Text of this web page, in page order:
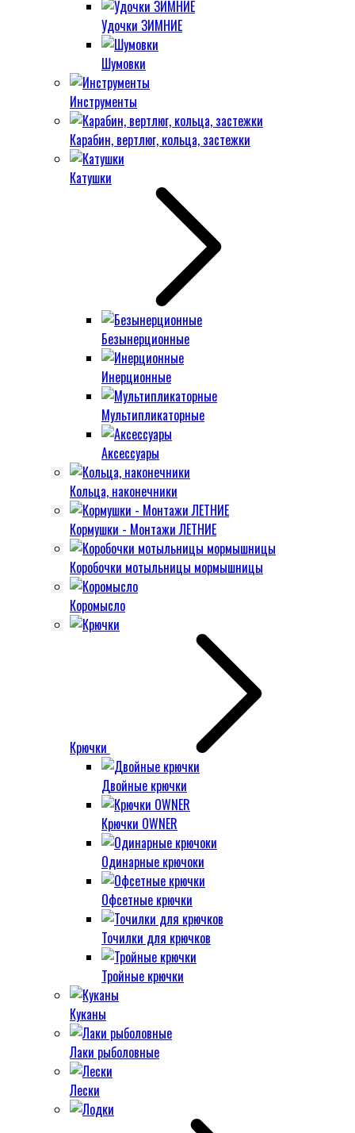
Удочки ЗИМНИЕ
Шумовки
Инструменты
Карабин, вертлюг, кольца, застежки
Катушки
Безынерционные
Инерционные
Мультипликаторные
Аксессуары
Кольца, наконечники
Кормушки - Монтажи ЛЕТНИЕ
Коробочки мотыльницы мормышницы
Коромысло
Крючки
Двойные крючки
Крючки OWNER
Одинарные крючоки
Офсетные крючки
Точилки для крючков
Тройные крючки
Куканы
Лаки рыболовные
Лески